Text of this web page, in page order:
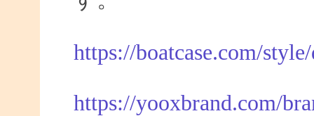
https://boatcase.com/
https://yooxbrand.com/